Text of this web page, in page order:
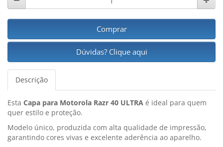
Comprar
Dúvidas? Clique aqui
Descrição
Esta Capa para Motorola Razr 40 ULTRA é ideal para quem
quer estilo e proteção.
Modelo único, produzida com alta qualidade de impressão,
garantindo cores vivas e excelente aderência ao aparelho.